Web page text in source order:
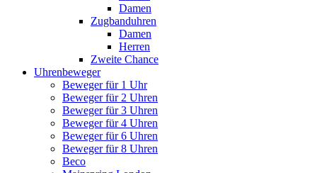
Damen
Zugbanduhren
Damen
Herren
Zweite Chance
Uhrenbeweger
Beweger für 1 Uhr
Beweger für 2 Uhren
Beweger für 3 Uhren
Beweger für 4 Uhren
Beweger für 6 Uhren
Beweger für 8 Uhren
Beco